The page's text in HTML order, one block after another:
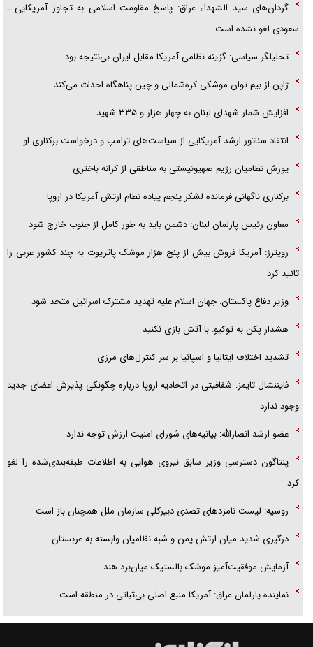
امام حسین (ع) کشته سیرت‌های عصر جاهلی شد
گردان‌های سید الشهداء عراق: پاسخ مقاومت اسلامی به تجاوز آمریکایی ـ
سعودی لغو نشده است
تحلیلگر سیاسی: گزینه نظامی آمریکا مقابل ایران بی‌نتیجه بود
ژاپن از بیم توان موشکی کره‌شمالی و چین پناهگاه احداث می‌کند
افزایش شمار شهدای لبنان به چهار هزار و ۳۳۵ شهید
انتقاد سناتور ارشد آمریکایی از سیاست‌های ترامپ و درخواست برکناری او
یورش نظامیان رژیم صهیونیستی به مناطقی از کرانه باختری
برکناری ناگهانی فرمانده لشکر پنجم پیاده‌ نظام ارتش آمریکا در اروپا
معاون رئیس پارلمان لبنان: دشمن باید به طور کامل از جنوب خارج شود
رویترز: آمریکا فروش بیش از پنج هزار موشک پاتریوت به چند کشور عربی را
تائید کرد
وزیر دفاع پاکستان: جهان اسلام علیه تهدید مشترک اسرائیل متحد شود
هشدار پکن به توکیو: با آتش بازی نکنید
تشدید اختلاف ایتالیا و اسپانیا بر سر کنترل‌های مرزی
فایننشال تایمز: شفافیتی در اتحادیه اروپا درباره چگونگی پذیرش اعضای جدید
وجود ندارد
عضو ارشد انصارالله: بیانیه‌های شورای امنیت ارزش توجه ندارد
پنتاگون دسترسی وزیر سابق نیروی هوایی به اطلاعات طبقه‌بندی‌شده را لغو
کرد
روسیه: لیست نامزدهای تصدی دبیرکلی سازمان ملل همچنان باز است
درگیری شدید میان ارتش یمن و شبه نظامیان وابسته به عربستان
آزمایش موفقیت‌آمیز موشک بالستیک میان‌برد هند
نماینده پارلمان عراق: آمریکا منبع اصلی بی‌ثباتی در منطقه است